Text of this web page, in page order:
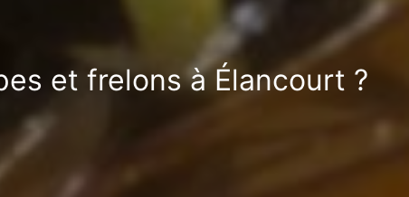
et frelons à Élancourt ?